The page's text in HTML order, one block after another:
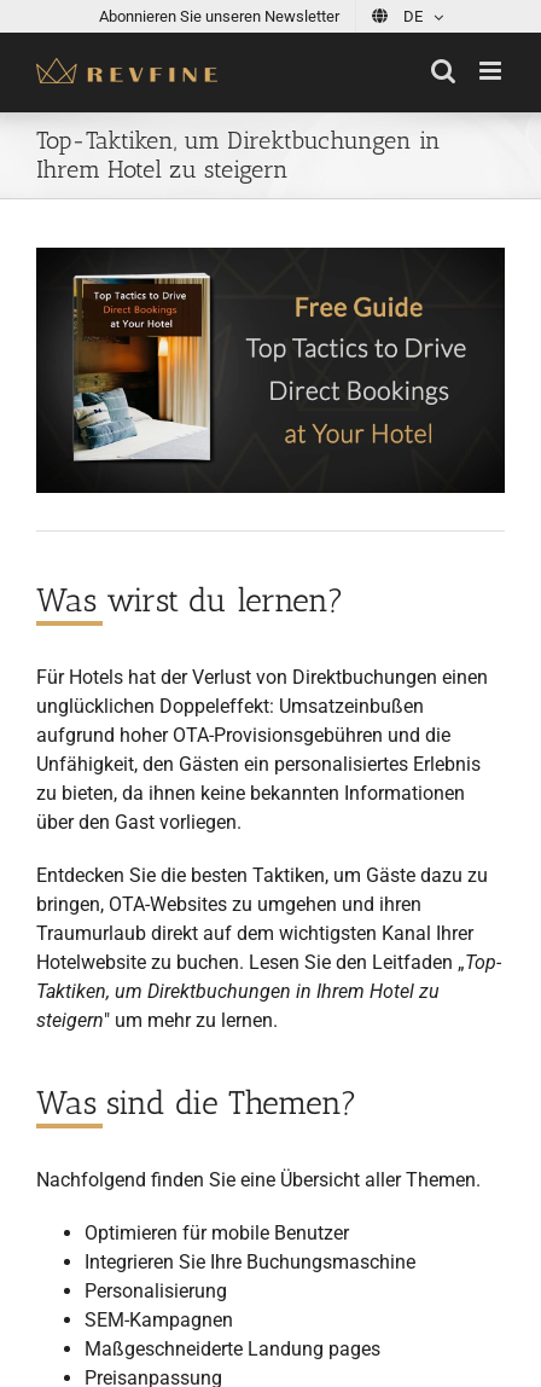
content
Abonnieren Sie unseren Newsletter DE
Top-Taktiken, um Direktbuchungen in
Ihrem Hotel zu steigern
Larger
Image
Was wirst du lernen?
Für Hotels hat der Verlust von Direktbuchungen einen
unglücklichen Doppeleffekt: Umsatzeinbußen
aufgrund hoher OTA-Provisionsgebühren und die
Unfähigkeit, den Gästen ein personalisiertes Erlebnis
zu bieten, da ihnen keine bekannten Informationen
über den Gast vorliegen.
Entdecken Sie die besten Taktiken, um Gäste dazu zu
bringen, OTA-Websites zu umgehen und ihren
Traumurlaub direkt auf dem wichtigsten Kanal Ihrer
Hotelwebsite zu buchen. Lesen Sie den Leitfaden „Top-
Taktiken, um Direktbuchungen in Ihrem Hotel zu
steigern" um mehr zu lernen.
Was sind die Themen?
Nachfolgend finden Sie eine Übersicht aller Themen.
Optimieren für mobile Benutzer
Integrieren Sie Ihre Buchungsmaschine
Personalisierung
SEM-Kampagnen
Maßgeschneiderte Landung pages
Preisanpassung